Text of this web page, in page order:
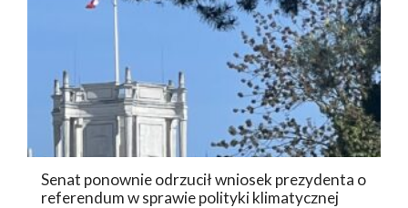
Senat ponownie odrzucił wniosek prezydenta o
referendum w sprawie polityki klimatycznej